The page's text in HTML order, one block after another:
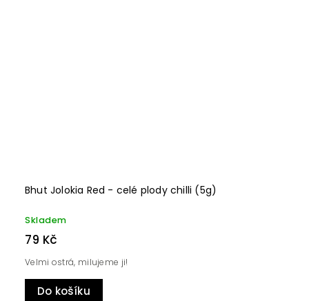
Bhut Jolokia Red - celé plody chilli (5g)
Skladem
79 Kč
Do košíku
Velmi ostrá, milujeme ji!